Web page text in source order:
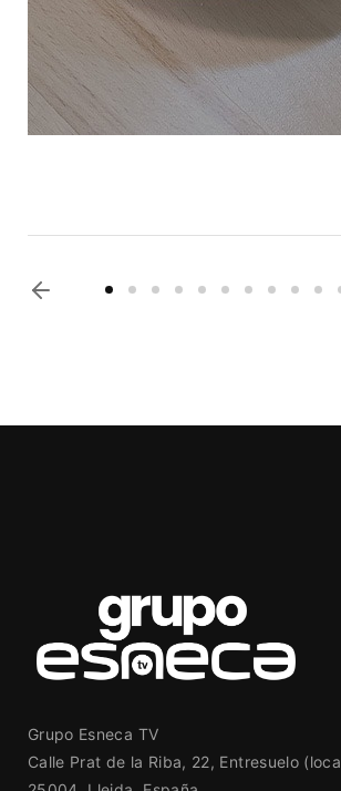
Grupo Esneca TV
Calle Prat de la Riba, 22, Entresuelo